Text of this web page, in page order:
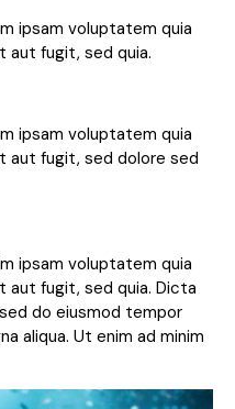
ipsam voluptatem quia
aut fugit, sed quia.
ipsam voluptatem quia
aut fugit, sed dolore sed
ipsam voluptatem quia
fugit, sed quia. Dicta
do eiusmod tempor
aliqua. Ut enim ad minim